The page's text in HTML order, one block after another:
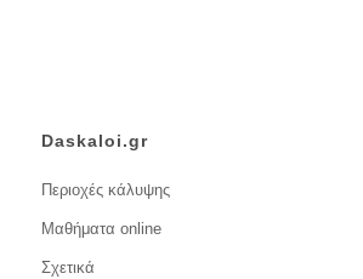
Daskaloi.gr
Περιοχές κάλυψης
Μαθήματα online
Σχετικά